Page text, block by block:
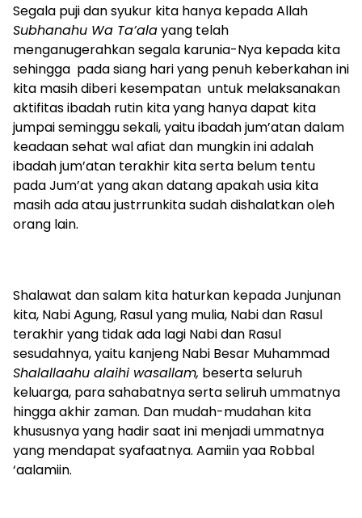
Segala puji dan syukur kita hanya kepada Allah
Subhanahu Wa Ta’alayang telah
menganugerahkan segala karunia-Nya kepada kita
sehingga pada siang hari yang penuh keberkahan ini
kita masih diberi kesempatan untuk melaksanakan
aktifitas ibadah rutin kita yang hanya dapat kita
jumpai seminggu sekali, yaitu ibadah jum’atan dalam
keadaan sehat wal afiat dan mungkin ini adalah
ibadah jum’atan terakhir kita serta belum tentu
pada Jum’at yang akan datang apakah usia kita
masih ada atau justrrunkita sudah dishalatkan oleh
orang lain.
Shalawat dan salam kita haturkan kepada Junjunan
kita, Nabi Agung, Rasul yang mulia, Nabi dan Rasul
terakhir yang tidak ada lagi Nabi dan Rasul
sesudahnya, yaitu kanjeng Nabi Besar Muhammad
Shalallaahu alaihi wasallam, beserta seluruh
keluarga, para sahabatnya serta seliruh ummatnya
hingga akhir zaman. Dan mudah-mudahan kita
khususnya yang hadir saat ini menjadi ummatnya
yang mendapat syafaatnya. Aamiin yaa Robbal
‘aalamiin.